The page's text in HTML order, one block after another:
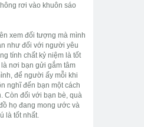
rơi vào khuôn sáo
xem đối tượng mà mình
như đối với người yêu
tính chất kỷ niệm là tốt
nơi bạn gửi gắm tâm
để người ấy mỗi khi
nghĩ đến bạn một cách
Còn đối với bạn bè, quà
họ đang mong ước và
là tốt nhất.